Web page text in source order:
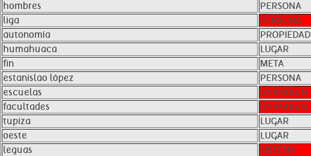
hombres
PERSONA
liga
PERSONA
autonomía
PROPIEDAD
humahuaca
LUGAR
fin
META
estanislao lópez
PERSONA
escuelas
UNKNOWN
facultades
UNKNOWN
tupiza
LUGAR
oeste
LUGAR
leguas
SISTEMA